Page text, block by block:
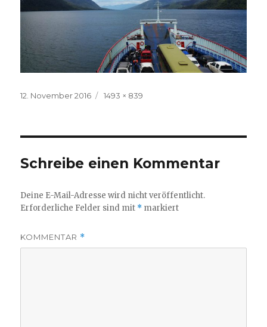
Veröffentlicht
12. November 2016
Volle
1493 × 839
Schreibe einen Kommentar
Deine E-Mail-Adresse wird nicht veröffentlicht.
Erforderliche Felder sind mit * markiert
KOMMENTAR *